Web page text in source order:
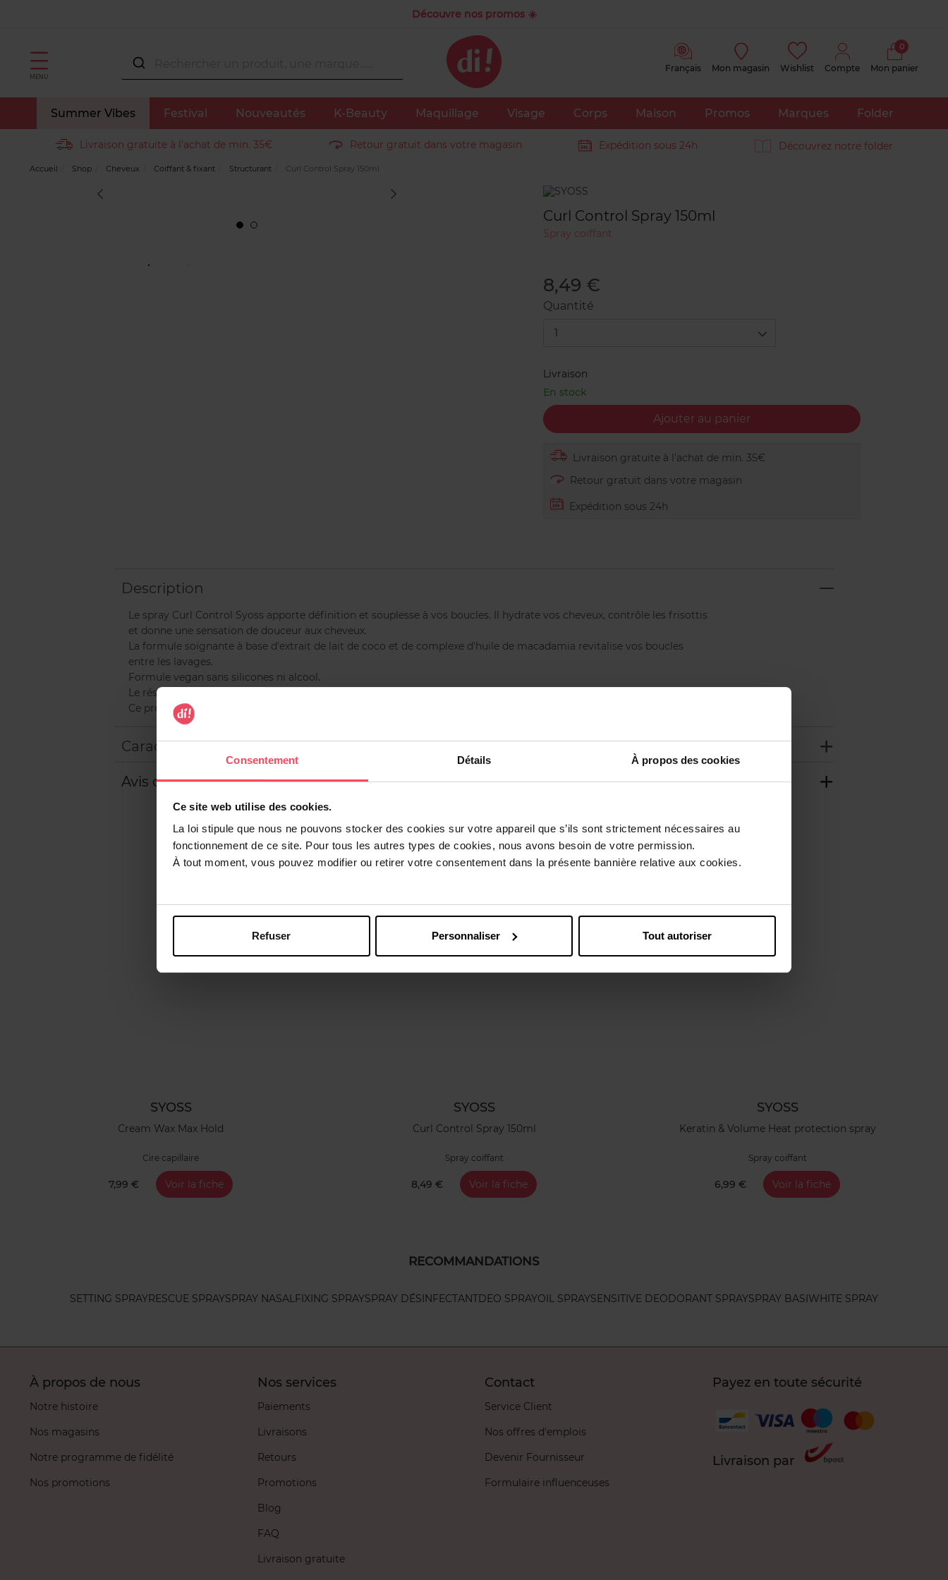
Consentement Détails À propos des cookies
Ce site web utilise des cookies.
La loi stipule que nous ne pouvons stocker des cookies sur votre appareil que s’ils sont strictement nécessaires au
fonctionnement de ce site. Pour tous les autres types de cookies, nous avons besoin de votre permission.
À tout moment, vous pouvez modifier ou retirer votre consentement dans la présente bannière relative aux cookies.
Refuser Personnaliser Tout autoriser
Découvre nos promos ☀️
MENU
Français Mon magasin Wishlist Compte Mon panier
0
Summer Vibes Festival Nouveautés K-Beauty Maquillage Visage Corps Maison Promos Marques Folder
Livraison gratuite à l'achat de min. 35€ Retour gratuit dans votre magasin Expédition sous 24h Découvrez notre folder
Accueil Shop Cheveux Coiffant & fixant Structurant Curl Control Spray 150ml
Marque
clients
Curl Control Spray 150ml
Spray coiffant
8,49 €
Quantité
1
Livraison
En stock
Ajouter au panier
Livraison gratuite à l'achat de min. 35€
Retour gratuit dans votre magasin
Expédition sous 24h
Description
Le spray Curl Control Syoss apporte définition et souplesse à vos boucles. Il hydrate vos cheveux, contrôle les frisottis
et donne une sensation de douceur aux cheveux.
La formule soignante à base d'extrait de lait de coco et de complexe d'huile de macadamia revitalise vos boucles
entre les lavages.
Formule vegan sans silicones ni alcool.
Le résultat : des boucles magnifiquement définies, pleines de rebond et sans frisottis.
Ce produit est approuvé par la méthode CURLY GIRL et convient à tous les types de boucles et à tous les genres.
Caractéristiques
Avis client
Vous aimerez peut-être
SYOSS
Cream Wax Max Hold
Cire capillaire
7,99 € Voir la fiche
SYOSS
Curl Control Spray 150ml
Spray coiffant
8,49 € Voir la fiche
SYOSS
Keratin & Volume Heat protection spray
Spray coiffant
6,99 € Voir la fiche
RECOMMANDATIONS
SETTING SPRAYRESCUE SPRAYSPRAY NASAL FIXING SPRAYSPRAY DÉSINFECTANTDEO SPRAYOIL SPRAYSENSITIVE DEODORANT SPRAYSPRAY BASIWHITE SPRAY
À propos de nous
Notre histoire
Nos magasins
Notre programme de fidélité
Nos promotions
Nos services
Paiements
Livraisons
Retours
Promotions
Blog
FAQ
Livraison gratuite
Contact
Service Client
Nos offres d'emplois
Devenir Fournisseur
Formulaire influenceuses
Payez en toute sécurité
Livraison par